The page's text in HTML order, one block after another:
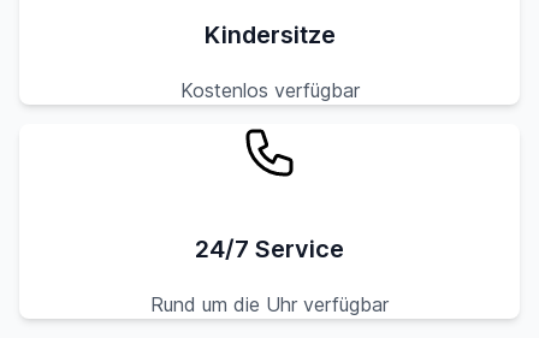
Kindersitze
Kostenlos verfügbar
24/7 Service
Rund um die Uhr verfügbar